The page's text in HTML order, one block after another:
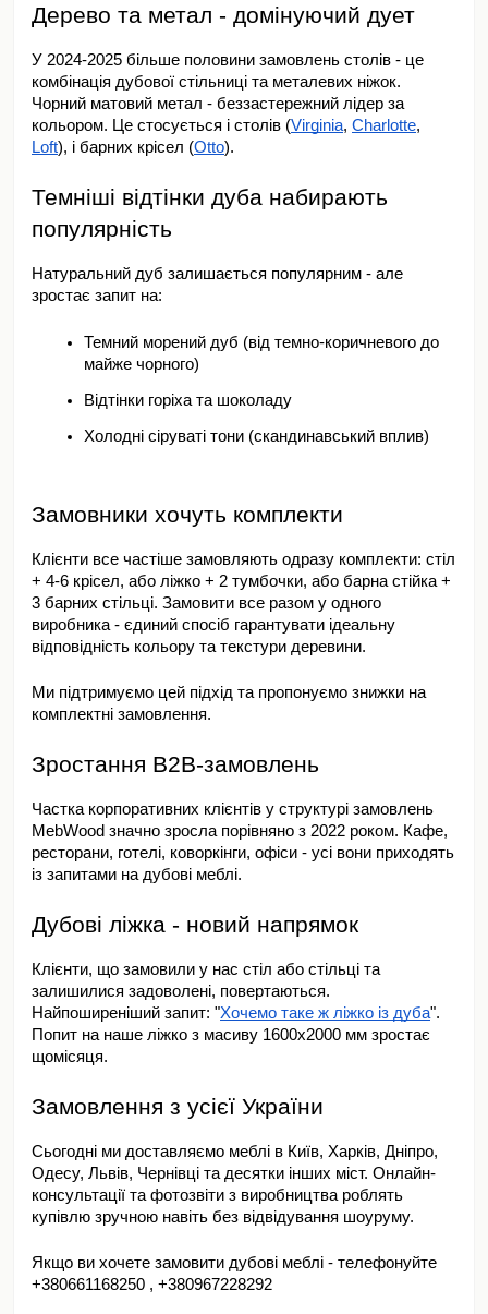
Дерево та метал - домінуючий дует
У 2024-2025 більше половини замовлень столів - це
комбінація дубової стільниці та металевих ніжок.
Чорний матовий метал - беззастережний лідер за
кольором. Це стосується і столів (Virginia, Charlotte
Loft), і барних крісел (Otto).
Темніші відтінки дуба набирають
популярність
Натуральний дуб залишається популярним - але
зростає запит на:
Темний морений дуб (від темно-коричневого до
майже чорного)
Відтінки горіха та шоколаду
Холодні сіруваті тони (скандинавський вплив)
Замовники хочуть комплекти
Клієнти все частіше замовляють одразу комплекти: стіл
+ 4-6 крісел, або ліжко + 2 тумбочки, або барна стійка +
3 барних стільці. Замовити все разом у одного
виробника - єдиний спосіб гарантувати ідеальну
відповідність кольору та текстури деревини.
Ми підтримуємо цей підхід та пропонуємо знижки на
комплектні замовлення.
Зростання B2B-замовлень
Частка корпоративних клієнтів у структурі замовлень
MebWood значно зросла порівняно з 2022 роком. Кафе,
ресторани, готелі, коворкінги, офіси - усі вони приходять
із запитами на дубові меблі.
Дубові ліжка - новий напрямок
Клієнти, що замовили у нас стіл або стільці та
залишилися задоволені, повертаються.
Найпоширеніший запит: "Хочемо таке ж ліжко із дуба".
Попит на наше ліжко з масиву 1600x2000 мм зростає
щомісяця.
Замовлення з усієї України
Сьогодні ми доставляємо меблі в Київ, Харків, Дніпро,
Одесу, Львів, Чернівці та десятки інших міст. Онлайн-
консультації та фотозвіти з виробництва роблять
купівлю зручною навіть без відвідування шоуруму.
Якщо ви хочете замовити дубові меблі - телефонуйте
+380661168250 , +380967228292